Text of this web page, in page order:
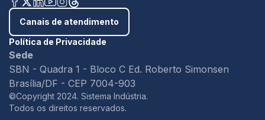
Canais de atendimento
Política de Privacidade
Sede
SBN - Quadra 1 - Bloco C Ed. Roberto Simonsen
Brasília/DF - CEP 7004-903
©Copyright 2024. Sistema Indústria.
Todos os direitos reservados.